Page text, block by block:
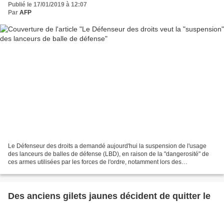
Publié le 17/01/2019 à 12:07
Par AFP
Le Défenseur des droits a demandé aujourd'hui la suspension de l'usage
des lanceurs de balles de défense (LBD), en raison de la "dangerosité" de
ces armes utilisées par les forces de l'ordre, notamment lors des
Des anciens gilets jaunes décident de quitter le